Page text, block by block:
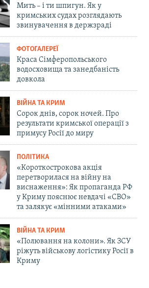
Мить – і ти шпигун. Як у
кримських судах розглядають
звинувачення в держзраді
ФОТОГАЛЕРЕЇ
Краса Сімферопольського
водосховища та занедбаність
довкола
ВІЙНА ТА КРИМ
Сорок днів, сорок ночей. Про
результати кримської операції з
примусу Росії до миру
ПОЛІТИКА
«Короткострокова акція
перетворилася на війну на
виснаження»: Як пропаганда РФ
у Криму пояснює невдачі «СВО»
та залякує «мінними атаками»
ВІЙНА ТА КРИМ
«Полювання на колони». Як ЗСУ
ріжуть військову логістику Росії в
Криму